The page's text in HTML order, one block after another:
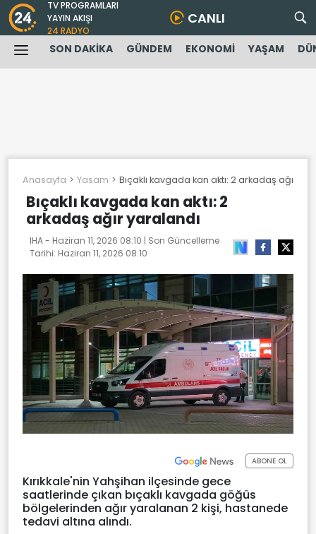
TV PROGRAMLARI
YAYIN AKIŞI
24 RADYO
CANLI
SON DAKİKA GÜNDEM EKONOMİ YAŞAM
Anasayfa Yasam Bıçaklı kavgada kan aktı: 2 arkadaş ağır
Bıçaklı kavgada kan aktı: 2
arkadaş ağır yaralandı
IHA - Haziran 11, 2026 08:10 | Son Güncelleme
Tarihi: Haziran 11, 2026 08:10
ABONE OL
Kırıkkale'nin Yahşihan ilçesinde gece
saatlerinde çıkan bıçaklı kavgada göğüs
bölgelerinden ağır yaralanan 2 kişi, hastanede
tedavi altına alındı.